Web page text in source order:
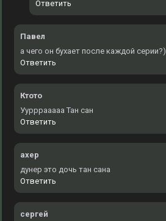
Ответить
Павел
а чего он бухает после каждой серии?)
Ответить
Ктото
Уурррааааа Тан сан
Ответить
ахер
дунер это дочь тан сана
Ответить
сергей